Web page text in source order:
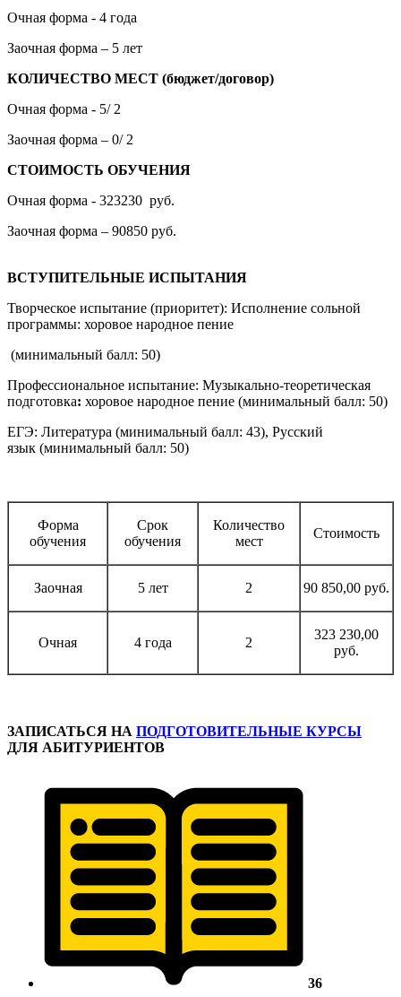
Очная форма - 4 года
Заочная форма – 5 лет
КОЛИЧЕСТВО МЕСТ (бюджет/договор)
Очная форма - 5/ 2
Заочная форма – 0/ 2
СТОИМОСТЬ ОБУЧЕНИЯ
Очная форма - 323230 руб.
Заочная форма – 90850 руб.
ВСТУПИТЕЛЬНЫЕ ИСПЫТАНИЯ
Творческое испытание (приоритет): Исполнение сольной
программы: хоровое народное пение
(минимальный балл: 50)
Профессиональное испытание: Музыкально-теоретическая
подготовка: хоровое народное пение (минимальный балл: 50)
ЕГЭ: Литература (минимальный балл: 43), Русский
язык (минимальный балл: 50)
Форма
обучения
Срок
обучения
Количество
мест
Стоимость
Заочная 5 лет 2 90 850,00 руб.
Очная 4 года 2
323 230,00
руб.
ЗАПИСАТЬСЯ НА ПОДГОТОВИТЕЛЬНЫЕ КУРСЫ
ДЛЯ АБИТУРИЕНТОВ
36